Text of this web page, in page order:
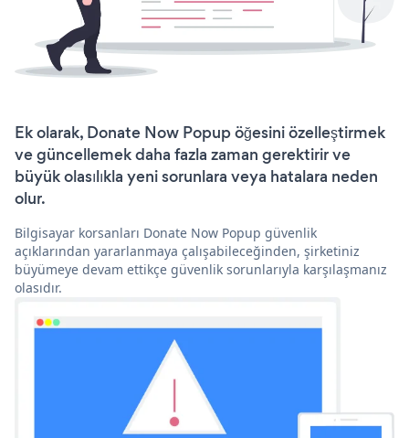
Ek olarak, Donate Now Popup öğesini özelleştirmek
ve güncellemek daha fazla zaman gerektirir ve
büyük olasılıkla yeni sorunlara veya hatalara neden
olur.
Bilgisayar korsanları Donate Now Popup güvenlik
açıklarından yararlanmaya çalışabileceğinden, şirketiniz
büyümeye devam ettikçe güvenlik sorunlarıyla karşılaşmanız
olasıdır.